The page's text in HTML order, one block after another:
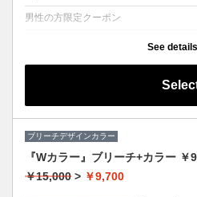
男性の方限定クーポン
★ボリュームがほしい、スタイリング
See details
ブリーチデザインカラー
『Wカラー』ブリーチ+カラー ￥
￥15,000 > ￥9,700